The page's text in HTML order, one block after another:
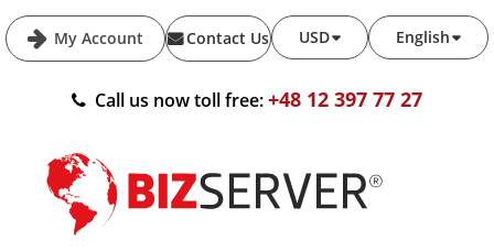
My Account English
USD
Contact Us
Call us now toll free:+48 12 397 77 27